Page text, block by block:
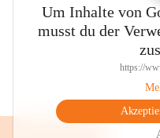
Um Inhalte von
musst du der
https://